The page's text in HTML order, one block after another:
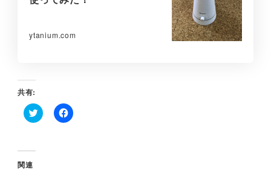
ytanium.com
共有:
ク
し
て
T
F
関連